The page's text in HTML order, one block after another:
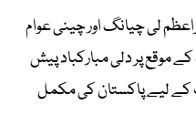
لی چیانگ اور چینی عوام
75ویں سالگرہ کے موقع پر دلی مبارکباد پیش
کے لیے پاکستان کی مکمل